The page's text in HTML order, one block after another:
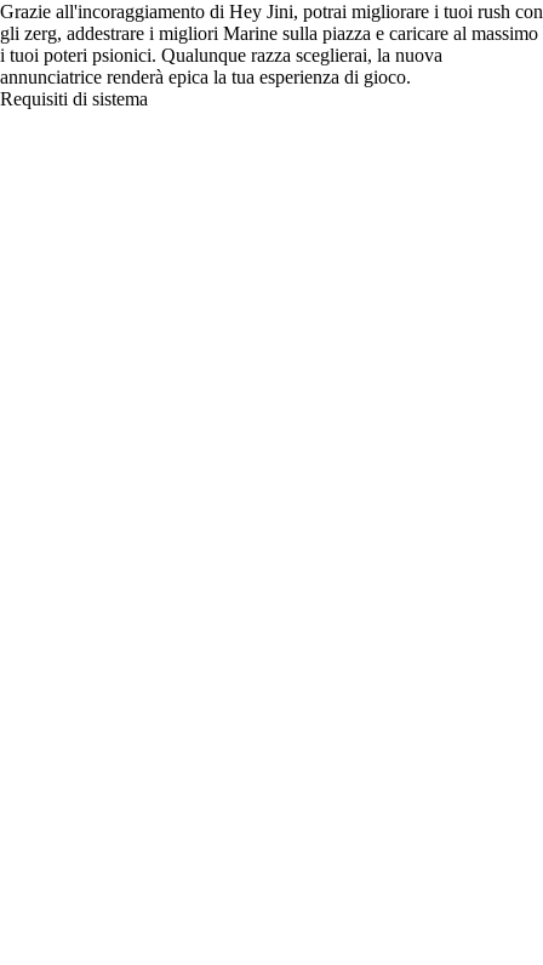
Grazie all'incoraggiamento di Hey Jini, potrai migliorare i tuoi rush con
gli zerg, addestrare i migliori Marine sulla piazza e caricare al massimo
i tuoi poteri psionici. Qualunque razza sceglierai, la nuova
annunciatrice renderà epica la tua esperienza di gioco.
Requisiti di sistema